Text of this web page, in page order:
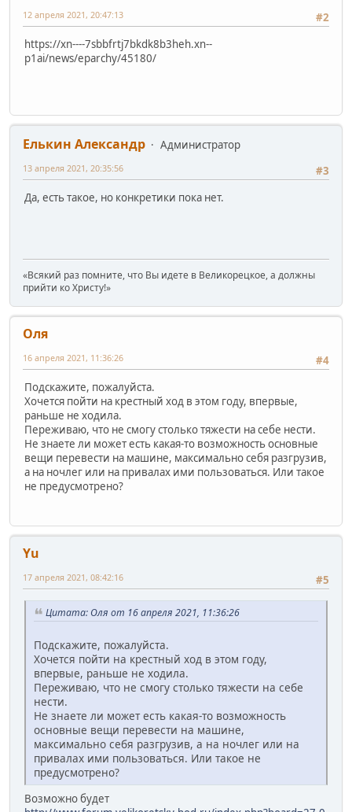
#2
12 апреля 2021, 20:47:13
https://xn----7sbbfrtj7bkdk8b3heh.xn--
p1ai/news/eparchy/45180/
Елькин Александр
Администратор
#3
13 апреля 2021, 20:35:56
Да, есть такое, но конкретики пока нет.
«Всякий раз помните, что Вы идете в Великорецкое, а должны
прийти ко Христу!»
Оля
#4
16 апреля 2021, 11:36:26
Подскажите, пожалуйста.
Хочется пойти на крестный ход в этом году, впервые,
раньше не ходила.
Переживаю, что не смогу столько тяжести на себе нести.
Не знаете ли может есть какая-то возможность основные
вещи перевести на машине, максимально себя разгрузив,
а на ночлег или на привалах ими пользоваться. Или такое
не предусмотрено?
Yu
#5
17 апреля 2021, 08:42:16
Цитата: Оля от 16 апреля 2021, 11:36:26
Подскажите, пожалуйста.
Хочется пойти на крестный ход в этом году,
впервые, раньше не ходила.
Переживаю, что не смогу столько тяжести на себе
нести.
Не знаете ли может есть какая-то возможность
основные вещи перевести на машине,
максимально себя разгрузив, а на ночлег или на
привалах ими пользоваться. Или такое не
предусмотрено?
Возможно будет